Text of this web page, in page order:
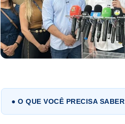
● O QUE VOCÊ PRECISA SABER